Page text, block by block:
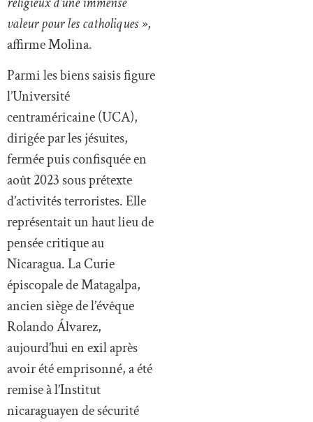
valeur pour les catholiques »,
affirme Molina.
Parmi les biens saisis figure
l’Université
centraméricaine (UCA),
dirigée par les jésuites,
fermée puis confisquée en
août 2023 sous prétexte
d’activités terroristes. Elle
représentait un haut lieu de
pensée critique au
Nicaragua. La Curie
épiscopale de Matagalpa,
ancien siège de l’évêque
Rolando Álvarez,
aujourd’hui en exil après
avoir été emprisonné, a été
remise à l’Institut
nicaraguayen de sécurité